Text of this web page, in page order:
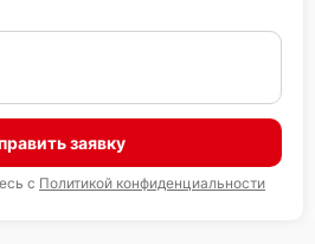
заявку
с Политикой конфиденциальности